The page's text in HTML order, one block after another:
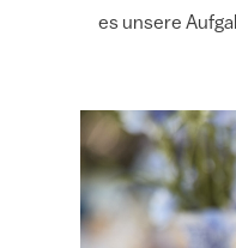
es unsere